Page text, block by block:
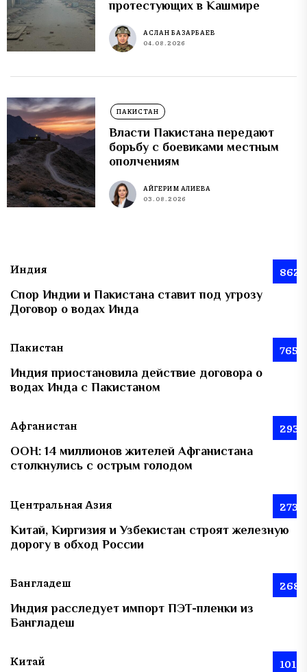
протестующих в Кашмире
АСЛАН БАЗАРБАЕВ
04.08.2026
ПАКИСТАН
Власти Пакистана передают
борьбу с боевиками местным
ополчениям
АЙГЕРИМ АЛИЕВА
03.08.2026
Индия 862
Спор Индии и Пакистана ставит под угрозу
Договор о водах Инда
Пакистан 765
Индия приостановила действие договора о
водах Инда с Пакистаном
Афганистан 293
ООН: 14 миллионов жителей Афганистана
столкнулись с острым голодом
Центральная Азия 273
Китай, Киргизия и Узбекистан строят железную
дорогу в обход России
Бангладеш 268
Индия расследует импорт ПЭТ-пленки из
Бангладеш
Китай 101